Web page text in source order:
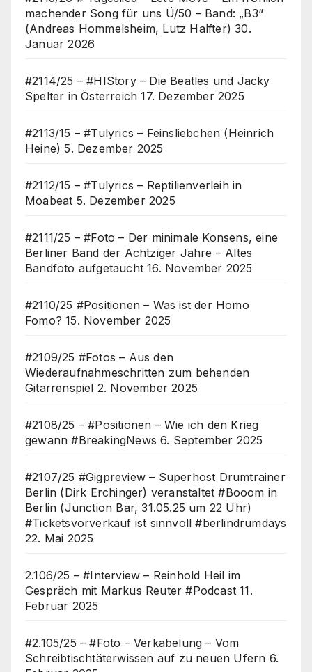
machender Song für uns Ü/50 – Band: „B3“
(Andreas Hommelsheim, Lutz Halfter) 30.
Januar 2026
#2114/25 – #HIStory – Die Beatles und Jacky
Spelter in Österreich 17. Dezember 2025
#2113/15 – #Tulyrics – Feinsliebchen (Heinrich
Heine) 5. Dezember 2025
#2112/15 – #Tulyrics – Reptilienverleih in
Moabeat 5. Dezember 2025
#2111/25 – #Foto – Der minimale Konsens, eine
Berliner Band der Achtziger Jahre – Altes
Bandfoto aufgetaucht 16. November 2025
#2110/25 #Positionen – Was ist der Homo
Fomo? 15. November 2025
#2109/25 #Fotos – Aus den
Wiederaufnahmeschritten zum behenden
Gitarrenspiel 2. November 2025
#2108/25 – #Positionen – Wie ich den Krieg
gewann #BreakingNews 6. September 2025
#2107/25 #Gigpreview – Superhost Drumtrainer
Berlin (Dirk Erchinger) veranstaltet #Booom in
Berlin (Junction Bar, 31.05.25 um 22 Uhr)
#Ticketsvorverkauf ist sinnvoll #berlindrumdays
22. Mai 2025
2.106/25 – #Interview – Reinhold Heil im
Gespräch mit Markus Reuter #Podcast 11.
Februar 2025
#2.105/25 – #Foto – Verkabelung – Vom
Schreibtischtäterwissen auf zu neuen Ufern 6.